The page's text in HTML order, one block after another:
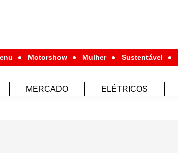
Motorshow Mulher Sustentável
MERCADO ELÉTRICOS